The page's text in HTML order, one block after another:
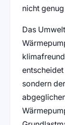
nicht
Das
sondern